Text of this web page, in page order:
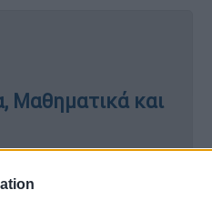
Μαθηματικά και